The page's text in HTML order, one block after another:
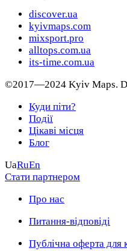
discover.ua
kyivmaps.com
mixsport.pro
alltops.com.ua
its-time.com.ua
©2017—2024 Kyiv Maps.
Куди піти?
Події
Цікаві місця
Блог
UaRuEn
Стати партнером
Про нас
Питання-відповіді
Публічна оферта для